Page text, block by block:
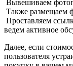
Вывешиваем
Также размещаем
Проставляем
ведем активное
Далее, если
пользователя